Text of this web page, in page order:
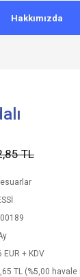
Hakkımızda
TL
EUR + KDV
TL (%5,00